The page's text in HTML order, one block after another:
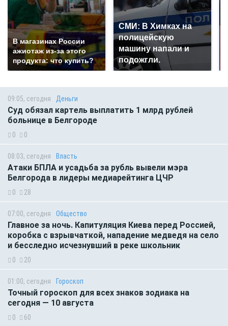
В магазинах России
ажиотаж из-за этого
продукта: что купить?
СМИ: В Химках на
полицейскую
машину напали и
подожгли.
09:05, сегодня Деньги
Суд обязал картель выплатить 1 млрд рублей
больнице в Белгороде
0 0
08:03, сегодня Власть
Атаки БПЛА и усадьба за рубль вывели мэра
Белгорода в лидеры медиарейтинга ЦЧР
0 28
07:00, сегодня Общество
Главное за ночь. Капитуляция Киева перед Россией,
коробка с взрывчаткой, нападение медведя на село
и бесследно исчезнувший в реке школьник
0 20
01:00, сегодня Гороскоп
Точный гороскоп для всех знаков зодиака на
сегодня — 10 августа
0 60